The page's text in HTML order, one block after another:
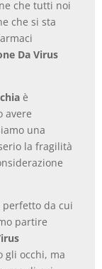
che tutti noi
che si sta
Da Virus
è
avere
una
la fragilità
da cui
partire
gli occhi, ma